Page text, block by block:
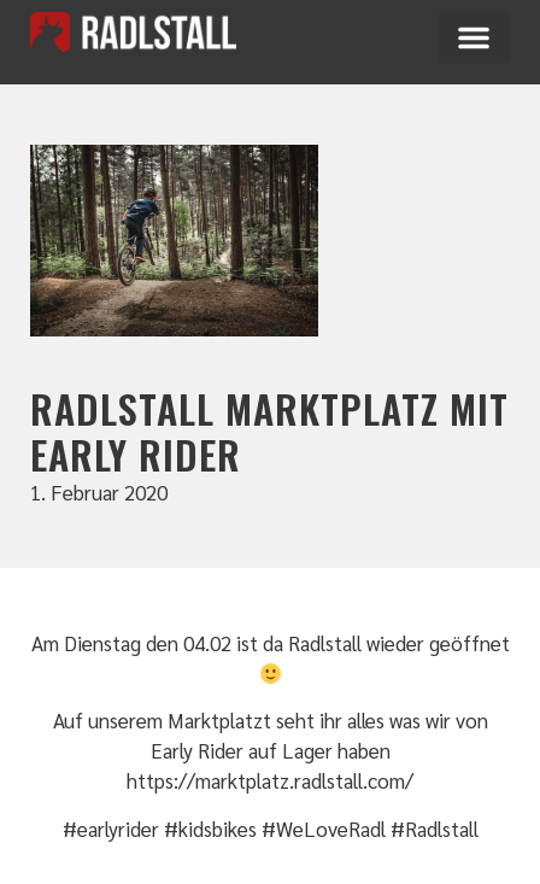
RADLSTALL MARKTPLATZ MIT
EARLY RIDER
1. Februar 2020
Am Dienstag den 04.02 ist da Radlstall wieder geöffnet
Auf unserem Marktplatzt seht ihr alles was wir von
Early Riderauf Lager haben
https://marktplatz.radlstall.com/
#earlyrider #kidsbikes #WeLoveRadl #Radlstall